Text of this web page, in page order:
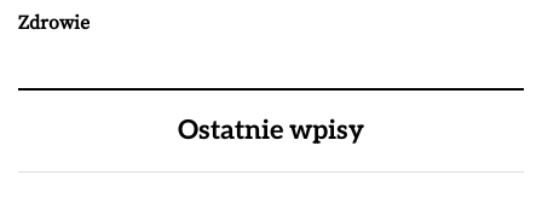
Zdrowie
Ostatnie wpisy